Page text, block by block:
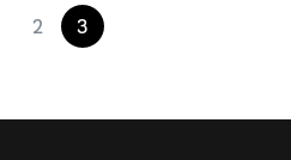
2 3